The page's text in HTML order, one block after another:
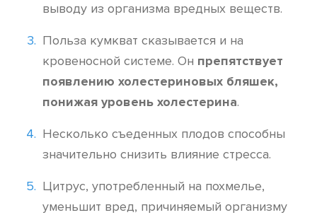
выводу из организма вредных веществ.
Польза кумкват сказывается и на
кровеносной системе. Он препятствует
появлению холестериновых бляшек,
понижая уровень холестерина.
Несколько съеденных плодов способны
значительно снизить влияние стресса.
Цитрус, употребленный на похмелье,
уменьшит вред, причиняемый организму